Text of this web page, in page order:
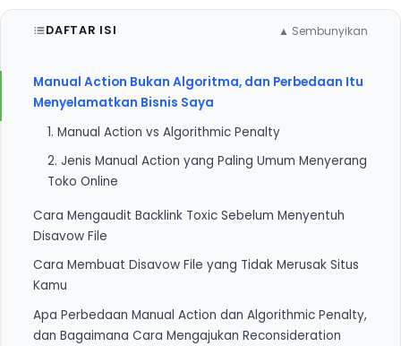
DAFTAR ISI ▲ Sembunyikan
Manual Action Bukan Algoritma, dan Perbedaan Itu
Menyelamatkan Bisnis Saya
1. Manual Action vs Algorithmic Penalty
2. Jenis Manual Action yang Paling Umum Menyerang
Toko Online
Cara Mengaudit Backlink Toxic Sebelum Menyentuh
Disavow File
1. Tools Audit Backlink yang Digunakan dalam Kasus
Nyata Ini
2. Lima Sinyal Backlink Toxic yang Wajib Masuk
Disavow List
Cara Membuat Disavow File yang Tidak Merusak Situs
Kamu
1. Format Disavow File yang Benar dan Kesalahan
yang Harus Dihindari
Apa Perbedaan Manual Action dan Algorithmic Penalty,
dan Bagaimana Cara Mengajukan Reconsideration